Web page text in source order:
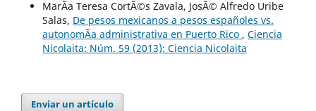
MarÃ­a Teresa CortÃ©s Zavala, JosÃ© Alfredo Uribe
Salas, De pesos mexicanos a pesos españoles vs.
autonomÃ­a administrativa en Puerto Rico , Ciencia
Nicolaita: Núm. 59 (2013): Ciencia Nicolaita
Enviar un artículo